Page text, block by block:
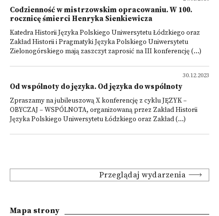
Codzienność w mistrzowskim opracowaniu. W 100.
rocznicę śmierci Henryka Sienkiewicza
Katedra Historii Języka Polskiego Uniwersytetu Łódzkiego oraz
Zakład Historii i Pragmatyki Języka Polskiego Uniwersytetu
Zielonogórskiego mają zaszczyt zaprosić na III konferencję (...)
30.12.2023
Od wspólnoty do języka. Od języka do wspólnoty
Zpraszamy na jubileuszową X konferencję z cyklu JĘZYK –
OBYCZAJ – WSPÓLNOTA, organizowaną przez Zakład Historii
Języka Polskiego Uniwersytetu Łódzkiego oraz Zakład (...)
Przeglądaj wydarzenia
Mapa strony